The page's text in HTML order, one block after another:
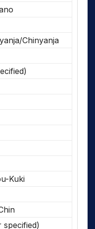
Chinyanja
Kuki
specified)